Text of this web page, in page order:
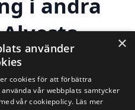
i andra
i Alvesta
att få din
×
använder
cookies för att förbättra
vår webbplats samtycker
vår cookiepolicy. Läs mer